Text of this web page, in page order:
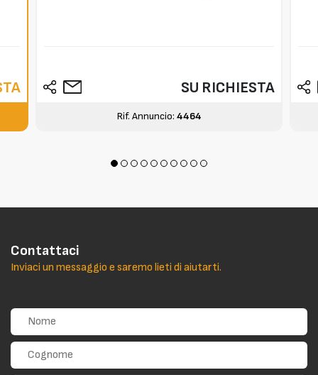
SU RICHIESTA
Rif. Annuncio: 4464
Contattaci
Inviaci un messaggio e saremo lieti di aiutarti.